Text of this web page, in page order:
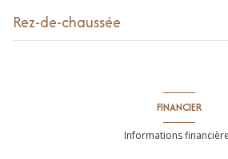
Rez-de-chaussée
FINANCIER
Informations